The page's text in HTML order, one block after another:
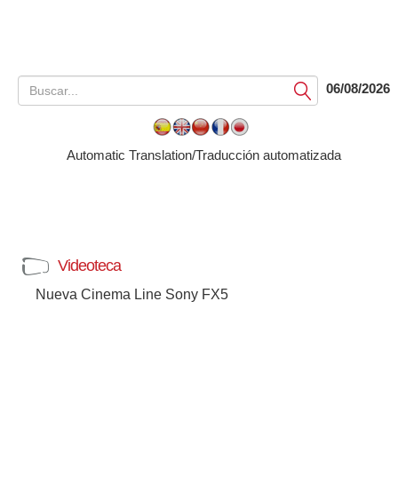
Submit06/08/2026
Automatic Translation/Traducción automatizada
Videoteca
Nueva Cinema Line Sony FX5